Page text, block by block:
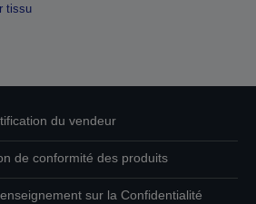
tissu
du vendeur
de conformité des produits
sur la Confidentialité